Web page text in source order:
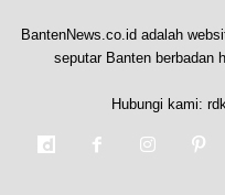
BantenNews.co.id adalah
seputar Banten berbadan
Hubungi kami: